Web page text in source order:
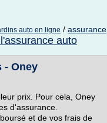
auto en ligne / assurance
auto
- Oney
prix. Pour cela, Oney
d'assurance.
et de vos frais de